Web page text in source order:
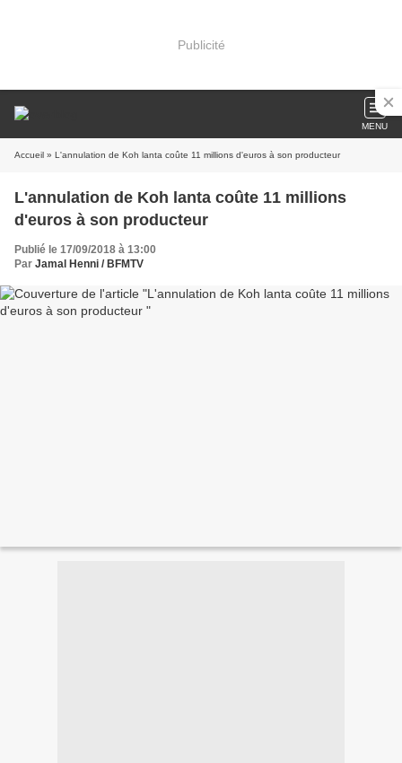
Publicité
MENU
Accueil » L'annulation de Koh lanta coûte 11 millions d'euros à son producteur
L'annulation de Koh lanta coûte 11 millions
d'euros à son producteur
Publié le 17/09/2018 à 13:00
Par Jamal Henni / BFMTV